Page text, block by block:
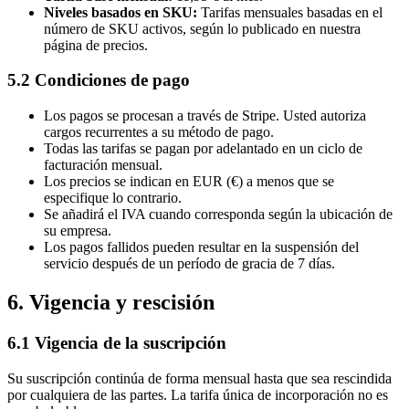
Niveles basados en SKU: Tarifas mensuales basadas en el
número de SKU activos, según lo publicado en nuestra
página de precios.
5.2 Condiciones de pago
Los pagos se procesan a través de Stripe. Usted autoriza
cargos recurrentes a su método de pago.
Todas las tarifas se pagan por adelantado en un ciclo de
facturación mensual.
Los precios se indican en EUR (€) a menos que se
especifique lo contrario.
Se añadirá el IVA cuando corresponda según la ubicación de
su empresa.
Los pagos fallidos pueden resultar en la suspensión del
servicio después de un período de gracia de 7 días.
6. Vigencia y rescisión
6.1 Vigencia de la suscripción
Su suscripción continúa de forma mensual hasta que sea rescindida
por cualquiera de las partes. La tarifa única de incorporación no es